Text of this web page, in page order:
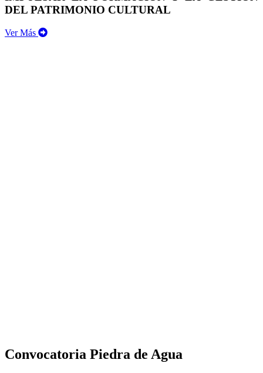
DEL PATRIMONIO CULTURAL
Ver Más
Convocatoria Piedra de Agua